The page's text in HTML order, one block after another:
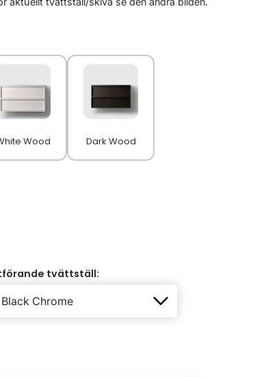
Wood Dark Wood
tvättställ: